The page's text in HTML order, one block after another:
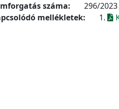
száma:
296/2023
mellékletek:
1.